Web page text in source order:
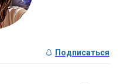
Подписаться